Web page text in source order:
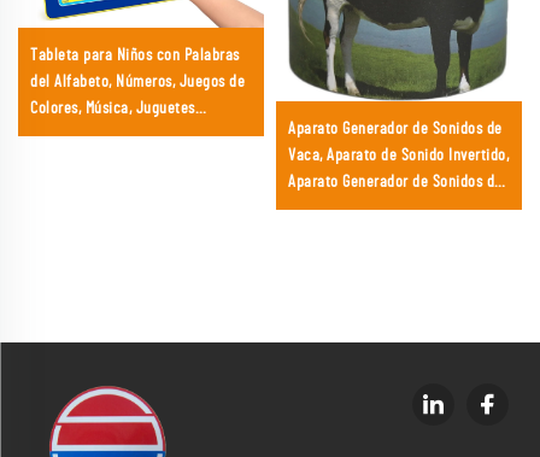
Tableta para Niños con Palabras
del Alfabeto, Números, Juegos de
Colores, Música, Juguetes
Electrónicos Educativos e
Aparato Generador de Sonidos de
Vaca, Aparato de Sonido Invertido,
Aparato Generador de Sonidos de
Vaca Divertido